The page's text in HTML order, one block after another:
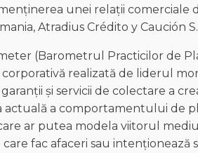
unei relații comerciale
Atradius Crédito y Caución
(Barometrul Practicilor de
realizată de liderul
și servicii de colectare a
actuală a comportamentului de
ar putea modela viitorul
fac afaceri sau intenționează